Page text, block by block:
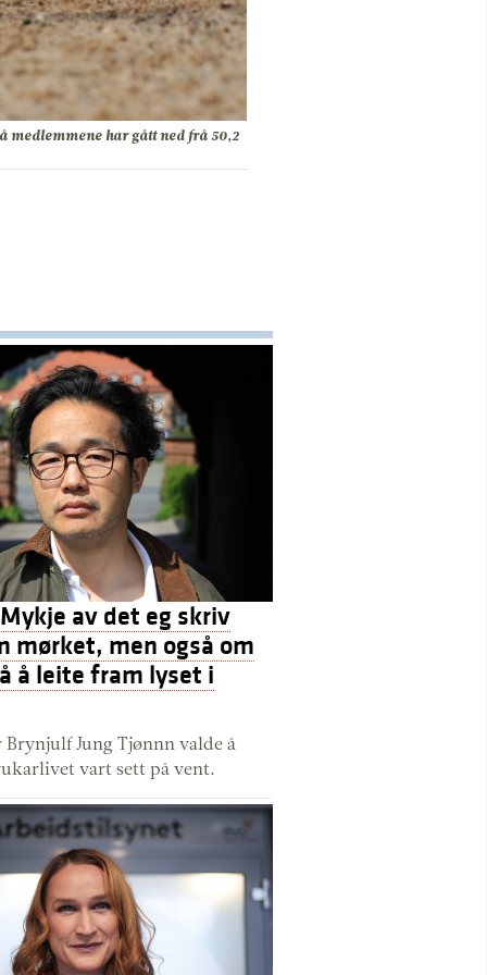
medlemmene har gått ned frå 50,2
av det eg skriv
mørket, men også om
å leite fram lyset i
Jung Tjønnn valde å
vart sett på vent.